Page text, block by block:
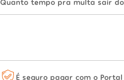
É seguro pagar com o